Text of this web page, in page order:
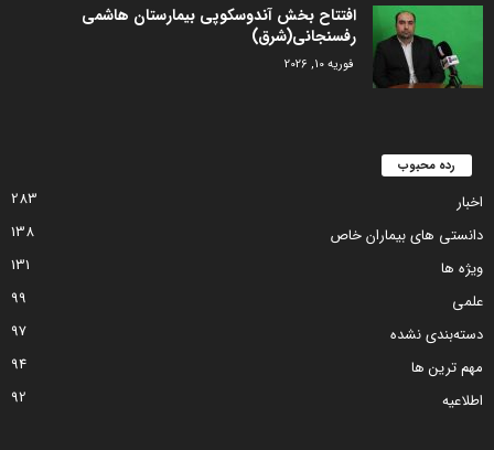
افتتاح بخش آندوسکوپی بیمارستان هاشمی
رفسنجانی(شرق)
فوریه 10, 2026
رده محبوب
اخبار
283
دانستی های بیماران خاص
138
ویژه ها
131
علمی
99
دسته‌بندی نشده
97
مهم ترین ها
94
اطلاعیه
92